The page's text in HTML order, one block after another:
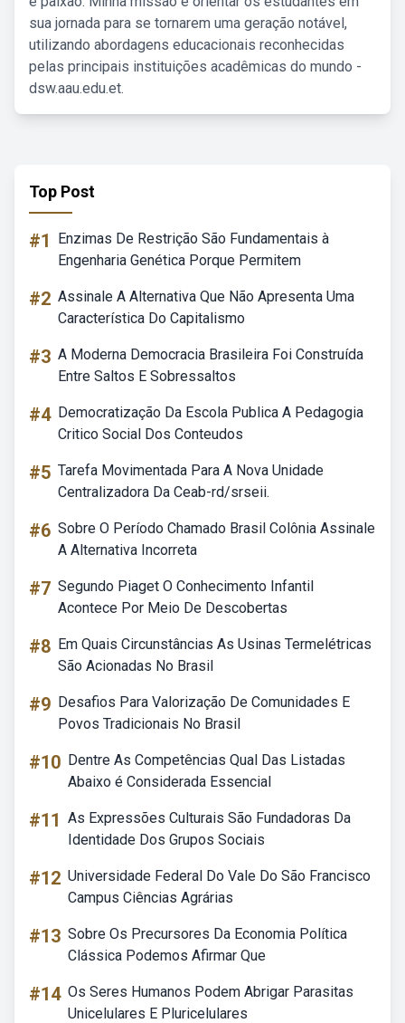
sua jornada para se tornarem uma geração notável,
utilizando abordagens educacionais reconhecidas
pelas principais instituições acadêmicas do mundo -
dsw.aau.edu.et.
Top Post
#1
Enzimas De Restrição São Fundamentais à
Engenharia Genética Porque Permitem
#2 Assinale A Alternativa Que Não Apresenta Uma
Característica Do Capitalismo
#3 A Moderna Democracia Brasileira Foi Construída
Entre Saltos E Sobressaltos
#4 Democratização Da Escola Publica A Pedagogia
Critico Social Dos Conteudos
#5 Tarefa Movimentada Para A Nova Unidade
Centralizadora Da Ceab-rd/srseii.
#6 Sobre O Período Chamado Brasil Colônia Assinale
A Alternativa Incorreta
#7 Segundo Piaget O Conhecimento Infantil
Acontece Por Meio De Descobertas
#8 Em Quais Circunstâncias As Usinas Termelétricas
São Acionadas No Brasil
#9 Desafios Para Valorização De Comunidades E
Povos Tradicionais No Brasil
#10 Dentre As Competências Qual Das Listadas
Abaixo é Considerada Essencial
#11 As Expressões Culturais São Fundadoras Da
Identidade Dos Grupos Sociais
#12 Universidade Federal Do Vale Do São Francisco
Campus Ciências Agrárias
#13 Sobre Os Precursores Da Economia Política
Clássica Podemos Afirmar Que
#14 Os Seres Humanos Podem Abrigar Parasitas
Unicelulares E Pluricelulares